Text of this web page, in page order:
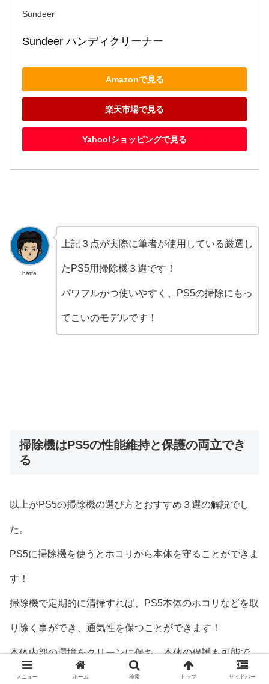
Sundeer
Sundeer ハンディクリーナー
Amazonで見る
楽天市場で見る
Yahoo!ショッピングで見る
hatta
上記３点が実際に筆者が使用している厳選し
たPS5用掃除機３選です！
パワフルかつ使いやすく、PS5の掃除にもっ
てこいのモデルです！
掃除機はPS5の性能維持と保護の両立でき
る
以上がPS5の掃除機の選び方とおすすめ３選の解説でし
た。
PS5に掃除機を使うとホコリから本体を守ることができま
す！
掃除機で定期的に清掃すれば、PS5本体のホコリなどを取
り除く事ができ、通気性を保つことができます！
本体内部の環境をクリーンに保ち、本体の保護も可能で、
本体の劣化防止にも役立ちます！
メニュー ホーム 検索 トップ サイドバー